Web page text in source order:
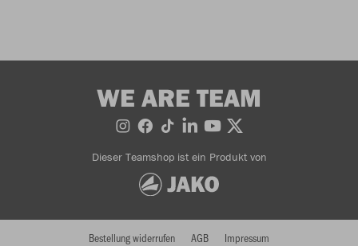
WE ARE TEAM
Dieser Teamshop ist ein Produkt von
Bestellung widerrufen AGB Impressum